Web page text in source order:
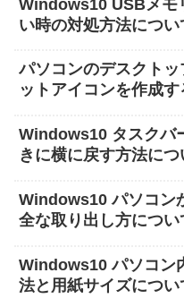
Windows10 USBメモ
い時の対処方法につい
パソコンのデスクト
ットアイコンを作成
Windows10 タスクバ
きに横に戻す方法につ
Windows10 パソコン
全な取り出し方につい
Windows10 パソコン
法と用紙サイズについ